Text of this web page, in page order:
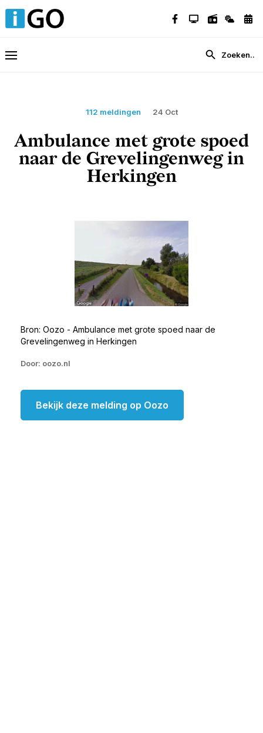
112 meldingen 24 Oct
Ambulance met grote spoed
naar de Grevelingenweg in
Herkingen
Bron: Oozo - Ambulance met grote spoed naar de
Grevelingenweg in Herkingen
Door: oozo.nl
Bekijk deze melding op Oozo